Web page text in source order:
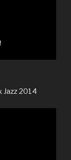
Jazz 2014